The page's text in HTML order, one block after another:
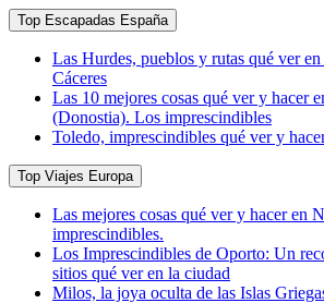
Top Escapadas España
Las Hurdes, pueblos y rutas qué ver
Cáceres
Las 10 mejores cosas qué ver y hacer
(Donostia). Los imprescindibles
Toledo, imprescindibles qué ver y
Top Viajes Europa
Las mejores cosas qué ver y hacer en
imprescindibles.
Los Imprescindibles de Oporto: Un
sitios qué ver en la ciudad
Milos, la joya oculta de las Islas